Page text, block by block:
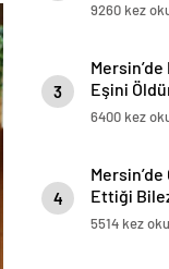
9260 kez
3
Eşini
6400 kez
4
Mersin’de
Ettiği
5514 kez